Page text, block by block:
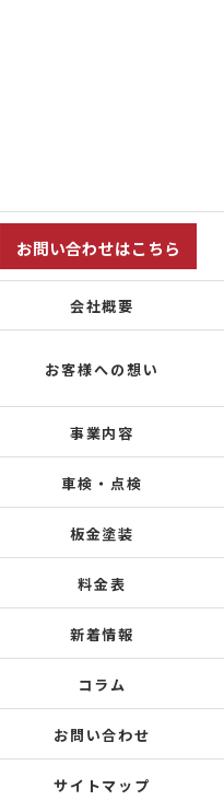
お問い合わせはこちら
会社概要
お客様への想い
事業内容
車検・点検
板金塗装
料金表
新着情報
コラム
お問い合わせ
サイトマップ